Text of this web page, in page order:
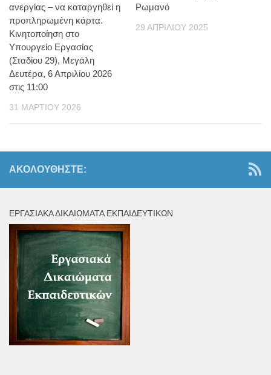
ανεργίας – να καταργηθεί η
προπληρωμένη κάρτα.
Κινητοποίηση στο
Υπουργείο Εργασίας
(Σταδίου 29), Μεγάλη
Δευτέρα, 6 Απριλίου 2026
στις 11:00
31 ΜΑΡΤΊΟΥ 2026
Ρωμανό
29 ΑΠΡΙΛΊΟΥ 2025
ΑΚΟΛΟΥΘΉΣΤΕ:
ΕΡΓΑΣΙΑΚΆ ΔΙΚΑΙΏΜΑΤΑ ΕΚΠΑΙΔΕΥΤΙΚΏΝ